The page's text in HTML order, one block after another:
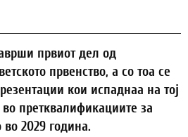
првиот дел од
првенство, а со тоа се
кои испаднаа на тој
претквалификациите за
во 2029 година.